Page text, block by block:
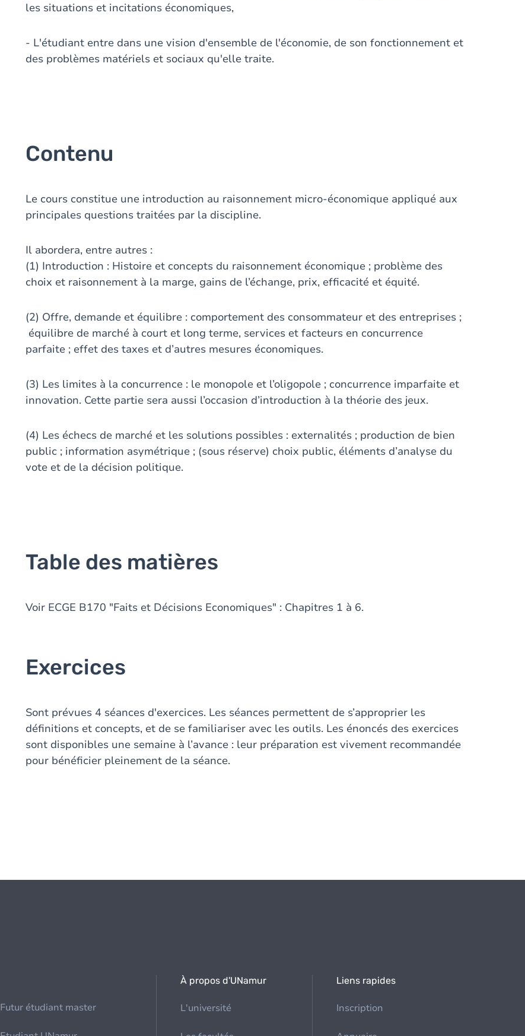
les situations et incitations économiques,
- L'étudiant entre dans une vision d'ensemble de l'économie, de son fonctionnement et
des problèmes matériels et sociaux qu'elle traite.
Contenu
Le cours constitue une introduction au raisonnement micro-économique appliqué aux
principales questions traitées par la discipline.
Il abordera, entre autres :
(1) Introduction : Histoire et concepts du raisonnement économique ; problème des
choix et raisonnement à la marge, gains de l’échange, prix, efficacité et équité.
(2) Offre, demande et équilibre : comportement des consommateur et des entreprises ;
équilibre de marché à court et long terme, services et facteurs en concurrence
parfaite ; effet des taxes et d’autres mesures économiques.
(3) Les limites à la concurrence : le monopole et l’oligopole ; concurrence imparfaite et
innovation. Cette partie sera aussi l’occasion d’introduction à la théorie des jeux.
(4) Les échecs de marché et les solutions possibles : externalités ; production de bien
public ; information asymétrique ; (sous réserve) choix public, éléments d’analyse du
vote et de la décision politique.
Table des matières
Voir ECGE B170 "Faits et Décisions Economiques" : Chapitres 1 à 6.
Exercices
Sont prévues 4 séances d'exercices. Les séances permettent de s’approprier les
définitions et concepts, et de se familiariser avec les outils. Les énoncés des exercices
sont disponibles une semaine à l’avance : leur préparation est vivement recommandée
pour bénéficier pleinement de la séance.
Futur étudiant master
À propos d'UNamur
L'université
Liens rapides
Inscription